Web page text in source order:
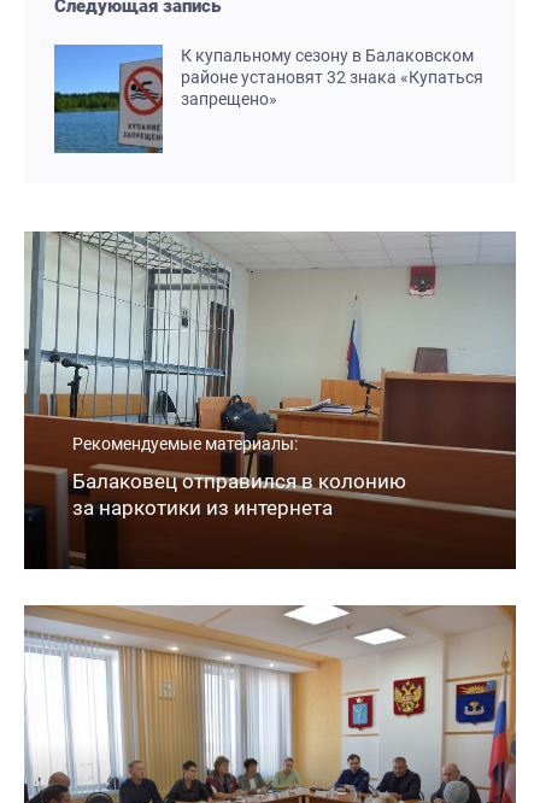
Следующая запись
К купальному сезону в Балаковском
районе установят 32 знака «Купаться
запрещено»
Рекомендуемые материалы:
Балаковец отправился в колонию
за наркотики из интернета